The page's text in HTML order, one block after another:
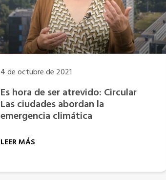
4 de octubre de 2021
Es hora de ser atrevido: Circular
Las ciudades abordan la
emergencia climática
LEER MÁS